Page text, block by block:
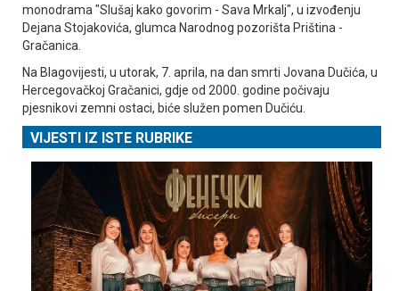
monodrama "Slušaj kako govorim - Sava Mrkalj", u izvođenju
Dejana Stojakovića, glumca Narodnog pozorišta Priština -
Gračanica.
Na Blagovijesti, u utorak, 7. aprila, na dan smrti Јovana Dučića, u
Hercegovačkoj Gračanici, gdje od 2000. godine počivaju
pjesnikovi zemni ostaci, biće služen pomen Dučiću.
VIJESTI IZ ISTE RUBRIKE